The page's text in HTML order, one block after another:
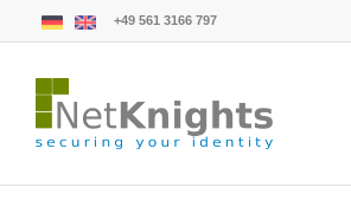
+49 561 3166 797